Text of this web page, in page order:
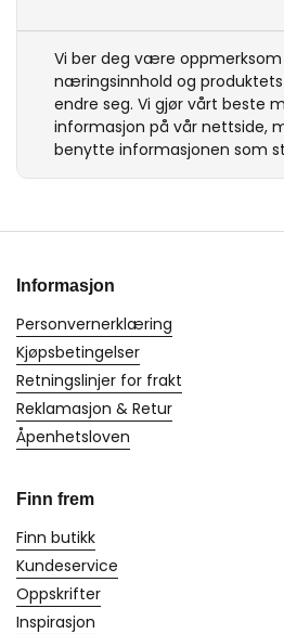
Vi ber deg være
næringsinnhold og
endre seg. Vi gjør vårt beste
informasjon på vår nettside,
benytte informasjonen som
Informasjon
Personvernerklæring
Kjøpsbetingelser
Retningslinjer for frakt
Reklamasjon & Retur
Åpenhetsloven
Finn frem
Finn butikk
Kundeservice
Oppskrifter
Inspirasjon